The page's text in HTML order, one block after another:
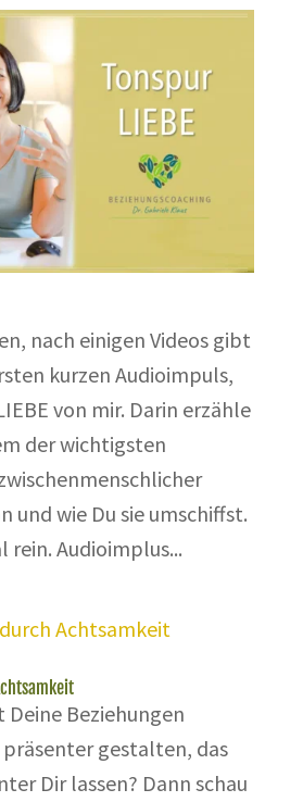
nach einigen Videos gibt
kurzen Audioimpuls,
von mir. Darin erzähle
der wichtigsten
und wie Du sie umschiffst.
rein. Audioimplus...
Beziehungen
gestalten, das
Dir lassen? Dann schau